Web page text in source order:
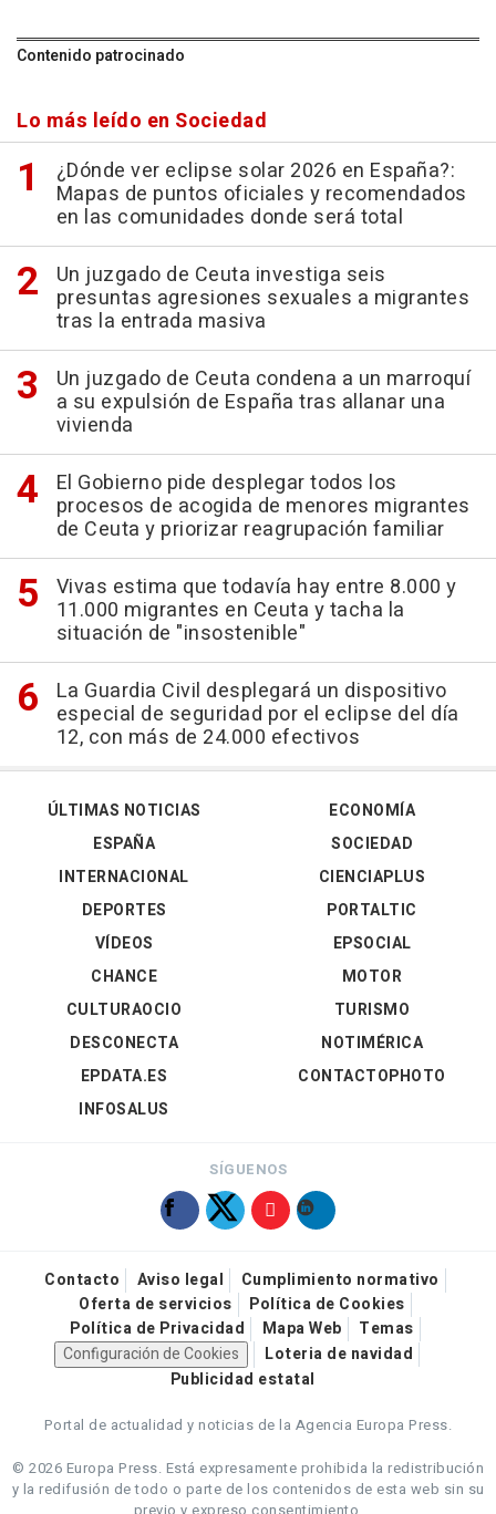
Contenido patrocinado
Lo más leído en Sociedad
¿Dónde ver eclipse solar 2026 en España?:
Mapas de puntos oficiales y recomendados
en las comunidades donde será total
Un juzgado de Ceuta investiga seis
presuntas agresiones sexuales a migrantes
tras la entrada masiva
Un juzgado de Ceuta condena a un marroquí
a su expulsión de España tras allanar una
vivienda
El Gobierno pide desplegar todos los
procesos de acogida de menores migrantes
de Ceuta y priorizar reagrupación familiar
Vivas estima que todavía hay entre 8.000 y
11.000 migrantes en Ceuta y tacha la
situación de "insostenible"
La Guardia Civil desplegará un dispositivo
especial de seguridad por el eclipse del día
12, con más de 24.000 efectivos
ÚLTIMAS NOTICIAS
ESPAÑA
INTERNACIONAL
DEPORTES
VÍDEOS
ECONOMÍA
SOCIEDAD
CIENCIAPLUS
PORTALTIC
EPSOCIAL
CHANCE
CULTURAOCIO
DESCONECTA
EPDATA.ES
INFOSALUS
MOTOR
TURISMO
NOTIMÉRICA
CONTACTOPHOTO
SÍGUENOS
Contacto Aviso legal
Cumplimiento normativo
Oferta de servicios
Política de Cookies
Política de Privacidad
Mapa Web
Temas
Configuración de Cookies
Loteria de navidad
Publicidad estatal
Portal de actualidad y noticias de la Agencia Europa Press.
© 2026 Europa Press. Está expresamente prohibida la redistribución
y la redifusión de todo o parte de los contenidos de esta web sin su